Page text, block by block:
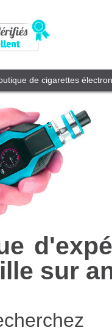
de cigarettes
sur